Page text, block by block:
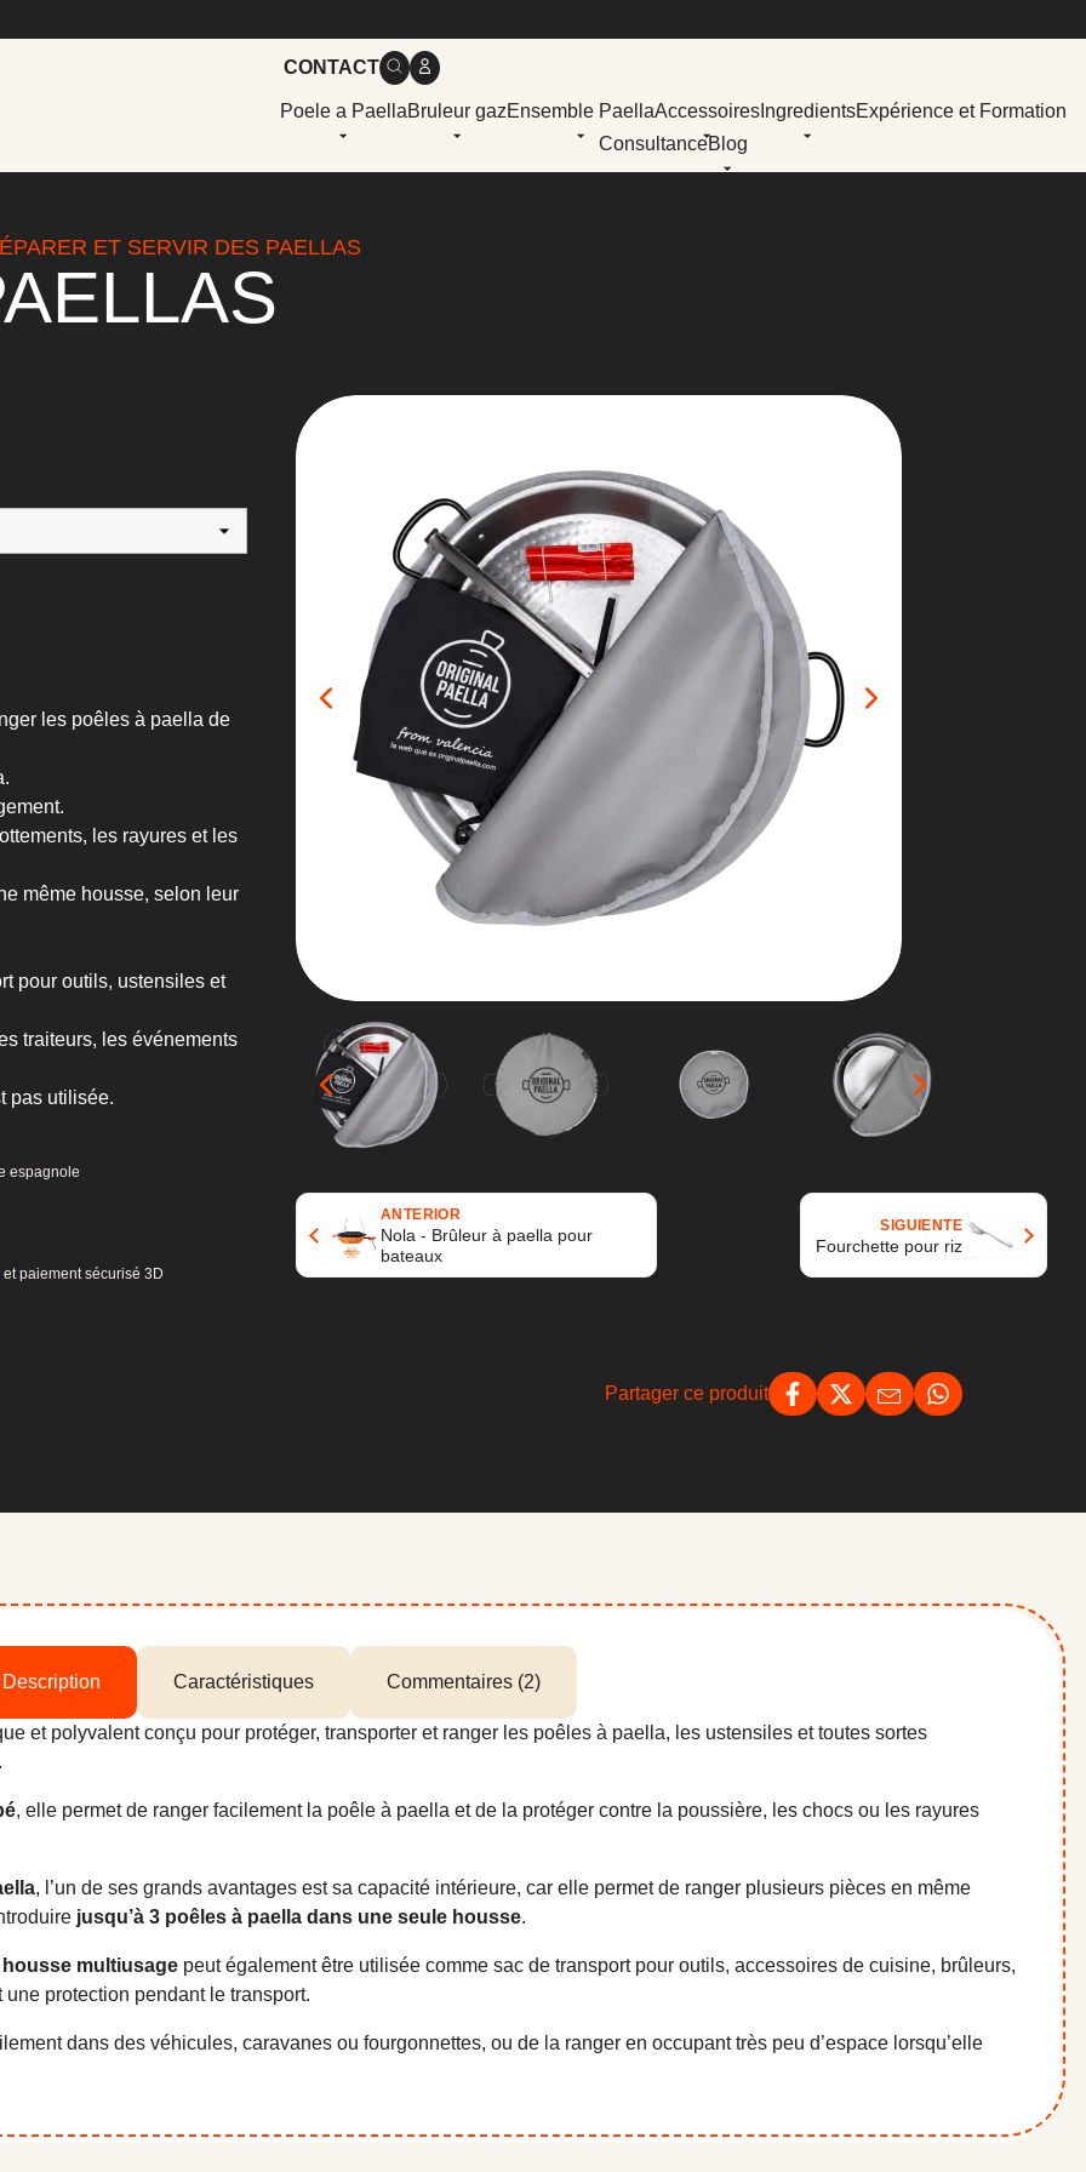
CONTACT
Poele a PaellaBruleur gazEnsemble PaellaAccessoiresIngredientsExpérience et Formation
ConsultanceBlog
ET SERVIR DES PAELLAS
les poêles à paella de
les rayures et les
même housse, selon leur
pour outils, ustensiles et
traiteurs, les événements
pas utilisée.
espagnole
paiement sécurisé 3D
ANTERIOR
Nola - Brûleur à paella pour
bateaux
SIGUIENTE
Fourchette pour riz
Partager ce produit
Description Caractéristiques Commentaires (2)
et polyvalent conçu pour protéger, transporter et ranger les poêles à paella, les ustensiles et toutes sortes
, elle permet de ranger facilement la poêle à paella et de la protéger contre la poussière, les chocs ou les rayures
, l’un de ses grands avantages est sa capacité intérieure, car elle permet de ranger plusieurs pièces en même
jusqu’à 3 poêles à paella dans une seule housse.
housse multiusage peut également être utilisée comme sac de transport pour outils, accessoires de cuisine, brûleurs,
protection pendant le transport.
dans des véhicules, caravanes ou fourgonnettes, ou de la ranger en occupant très peu d’espace lorsqu’elle